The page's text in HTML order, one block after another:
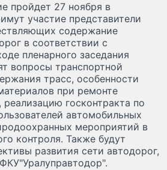
пройдет 27 ноября в
участие представители
содержание
в соответствии с
пленарного заседания
вопросы транспортной
трасс, особенности
при ремонте
госконтракта по
автомобильных
мероприятий в
контроля. Также будут
развития сети автодорог,